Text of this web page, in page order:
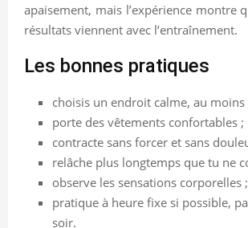
apaisement, mais l’expérience montre
résultats viennent avec l’entraînement.
Les bonnes pratiques
choisis un endroit calme, au moins
porte des vêtements confortables ;
contracte sans forcer et sans
relâche plus longtemps que tu ne
observe les sensations corporelles ;
pratique à heure fixe si possible,
soir.